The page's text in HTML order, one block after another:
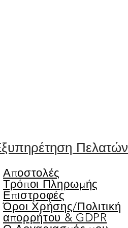
Πελατών
Αποστολές
Τρόποι Πληρωμής
Επιστροφές
Όροι Χρήσης/Πολιτική
απορρήτου & GDPR